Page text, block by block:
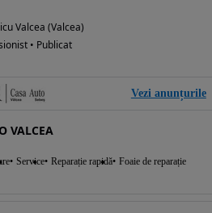
Valcea (Valcea)
• Publicat
Vezi anunțurile
VALCEA
Service Reparație rapidă Foaie de reparație